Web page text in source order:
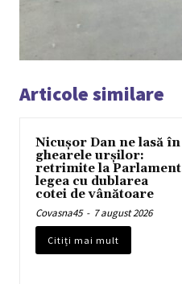
Articole similare
Nicușor Dan ne lasă în
ghearele urșilor:
retrimite la Parlament
legea cu dublarea
cotei de vânătoare
Covasna45 - 7 august 2026
Citiți mai mult